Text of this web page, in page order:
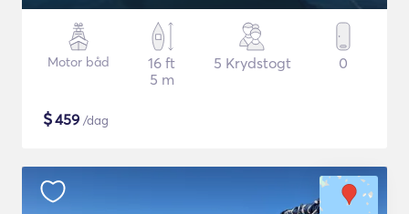
Motor båd
16 ft
5 m
5 Krydstogt 0
$459 /dag